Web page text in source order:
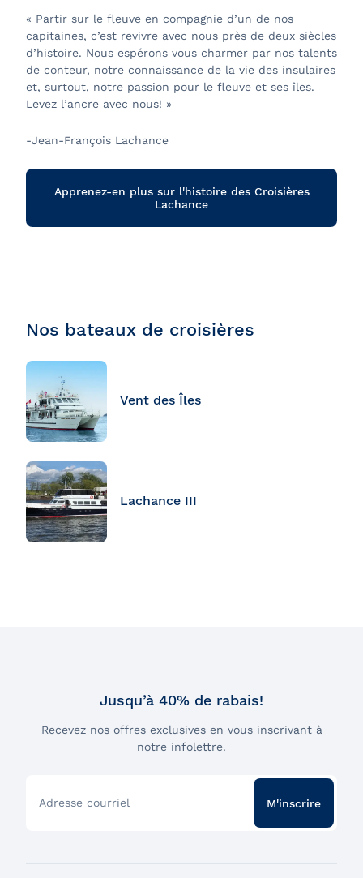
« Partir sur le fleuve en compagnie d’un de nos
capitaines, c’est revivre avec nous près de deux siècles
d’histoire. Nous espérons vous charmer par nos talents
de conteur, notre connaissance de la vie des insulaires
et, surtout, notre passion pour le fleuve et ses îles.
Levez l’ancre avec nous! »
-Jean-François Lachance
Apprenez-en plus sur l'histoire des Croisières
Lachance
Nos bateaux de croisières
Vent des Îles
Lachance III
Jusqu’à 40% de rabais!
Recevez nos offres exclusives en vous inscrivant à
notre infolettre.
Adresse courriel M'inscrire